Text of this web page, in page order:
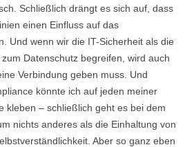
Schließlich drängt es sich auf, dass
einen Einfluss auf das
Und wenn wir die IT-Sicherheit als die
Datenschutz begreifen, wird auch
Verbindung geben muss. Und
könnte ich auf jeden meiner
kleben – schließlich geht es bei dem
nichts anderes als die Einhaltung von
Aber so ganz eben